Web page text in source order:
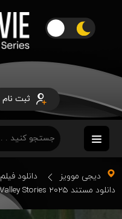
ثبت نام
دیجی موویز
دانلود فیلم
دانلود مستند Good Valley Stories 2025